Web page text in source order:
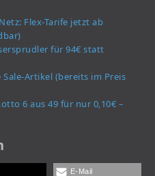
Flex-Tarife jetzt ab
für 94€ statt
Sale-Artikel (bereits im Preis
6 aus 49 für nur 0,10€ –
E-Mail